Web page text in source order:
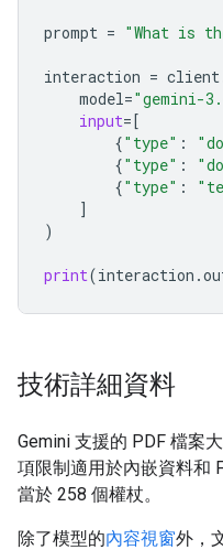
prompt = "What is
interaction = client
model="gemini-
input=[
{"type" :
{"type" :
{"type" :
]
)
print(interaction .
技術詳細資料
Gemini 支援的 PDF 檔案
項限制適用於內嵌資料和
當於 258 個權杖。
除了模型的內容視窗外，